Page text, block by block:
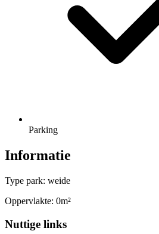
Parking
Informatie
Type park: weide
Oppervlakte: 0m²
Nuttige links